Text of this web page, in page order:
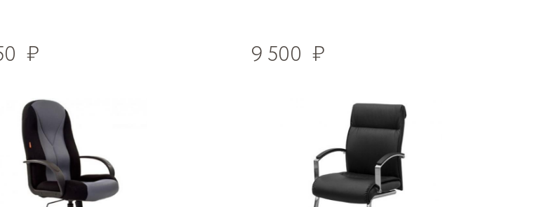
₽ 9 500 ₽